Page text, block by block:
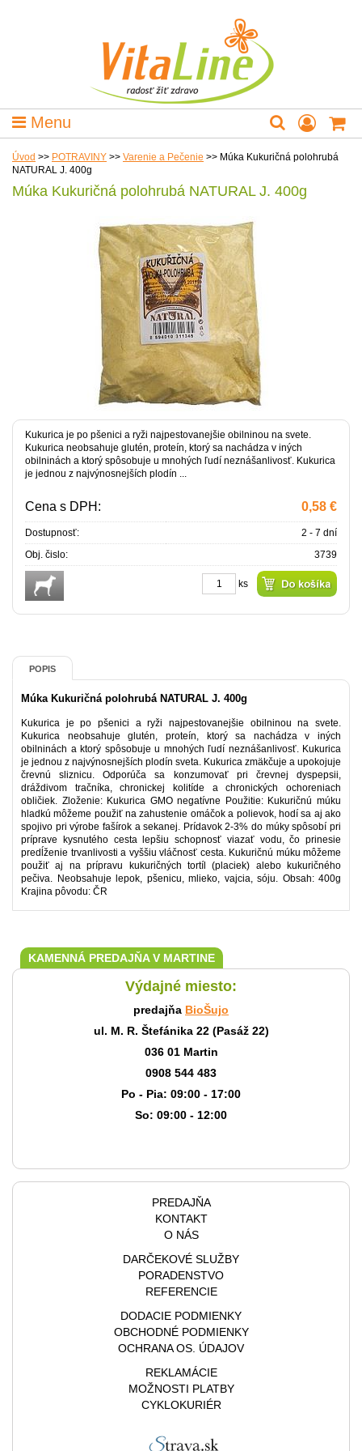
Menu
Úvod >> POTRAVINY >> Varenie a Pečenie >> Múka Kukuričná polohrubá
NATURAL J. 400g
Múka Kukuričná polohrubá NATURAL J. 400g
Kukurica je po pšenici a ryži najpestovanejšie obilninou na svete.
Kukurica neobsahuje glutén, proteín, ktorý sa nachádza v iných
obilninách a ktorý spôsobuje u mnohých ľudí neznášanlivosť. Kukurica
je jednou z najvýnosnejších plodín ...
Cena s DPH: 0,58 €
Dostupnosť:
2 - 7 dní
Obj. čislo:
3739
ks
POPIS
Múka Kukuričná polohrubá NATURAL J. 400g
Kukurica je po pšenici a ryži najpestovanejšie obilninou na svete.
Kukurica neobsahuje glutén, proteín, ktorý sa nachádza v iných
obilninách a ktorý spôsobuje u mnohých ľudí neznášanlivosť. Kukurica
je jednou z najvýnosnejších plodín sveta. Kukurica zmäkčuje a upokojuje
črevnú sliznicu. Odporúča sa konzumovať pri črevnej dyspepsii,
dráždivom tračníka, chronickej kolitíde a chronických ochoreniach
obličiek. Zloženie: Kukurica GMO negatívne Použitie: Kukuričnú múku
hladkú môžeme použiť na zahustenie omáčok a polievok, hodí sa aj ako
spojivo pri výrobe fašírok a sekanej. Prídavok 2-3% do múky spôsobí pri
príprave kysnutého cesta lepšiu schopnosť viazať vodu, čo prinesie
predĺženie trvanlivosti a vyššiu vláčnosť cesta. Kukuričnú múku môžeme
použiť aj na prípravu kukuričných tortíl (placiek) alebo kukuričného
pečiva. Neobsahuje lepok, pšenicu, mlieko, vajcia, sóju. Obsah: 400g
Krajina pôvodu: ČR
KAMENNÁ PREDAJŇA V MARTINE
Výdajné miesto:
predajňa BioŠujo
ul. M. R. Štefánika 22 (Pasáž 22)
036 01 Martin
0908 544 483
Po - Pia: 09:00 - 17:00
So: 09:00 - 12:00
PREDAJŇA
KONTAKT
O NÁS
DARČEKOVÉ SLUŽBY
PORADENSTVO
REFERENCIE
DODACIE PODMIENKY
OBCHODNÉ PODMIENKY
OCHRANA OS. ÚDAJOV
REKLAMÁCIE
MOŽNOSTI PLATBY
CYKLOKURIÉR